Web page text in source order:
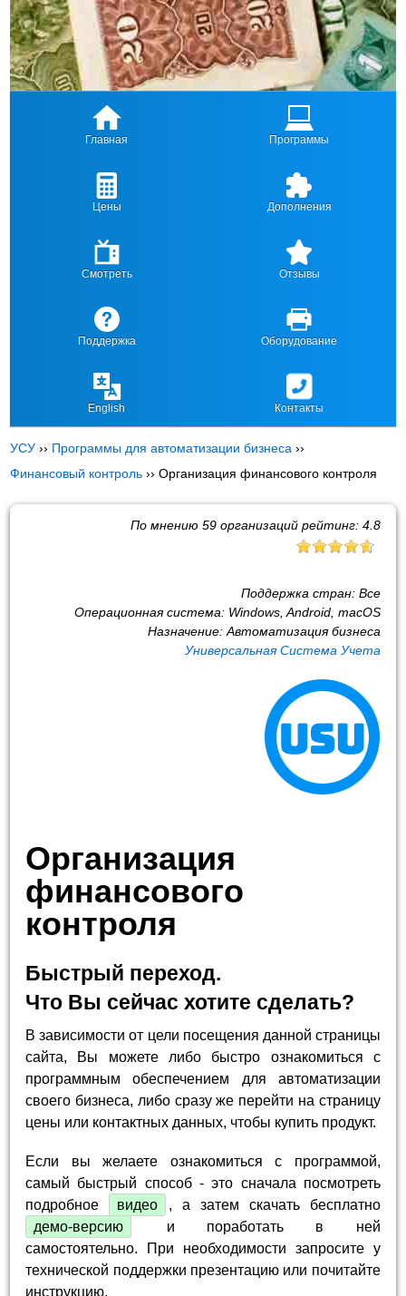
Главная Программы
Цены Дополнения
Смотреть Отзывы
Поддержка Оборудование
English Контакты
УСУ ›› Программы для автоматизации бизнеса ››
Финансовый контроль ››Организация финансового контроля
По мнению 59организаций рейтинг: 4.8
Поддержка стран: Все
Операционная система: Windows, Android, macOS
Назначение: Автоматизация бизнеса
Универсальная Система Учета
Организация
финансового
контроля
Быстрый переход.
Что Вы сейчас хотите сделать?
В зависимости от цели посещения данной страницы
сайта, Вы можете либо быстро ознакомиться с
программным обеспечением для автоматизации
своего бизнеса, либо сразу же перейти на страницу
цены или контактных данных, чтобы купить продукт.
Если вы желаете ознакомиться с программой,
самый быстрый способ - это сначала посмотреть
подробное
видео
, а затем скачать бесплатно
демо-версию
и поработать в ней
самостоятельно. При необходимости запросите у
технической поддержки презентацию или почитайте
инструкцию.